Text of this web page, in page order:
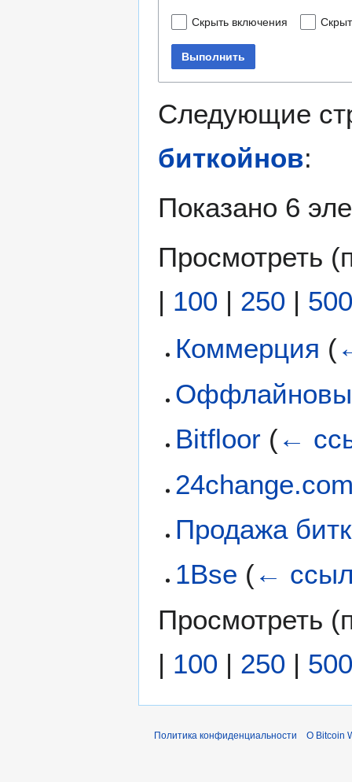
Скрыть включения
Выполнить
Следующие
биткойнов:
Показано 6
Просмотреть (
| 100 | 250 | 500
Коммерция (
Bitfloor (←
Продажа
1Bse (←
Просмотреть (
| 100 | 250 | 500
Политика конфиденциальности О Bitcoin